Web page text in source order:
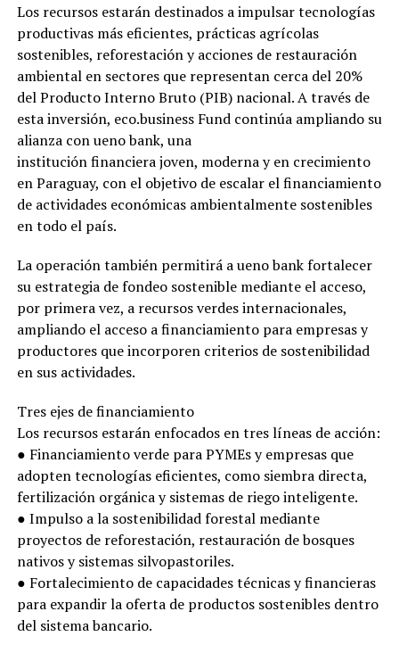
Los recursos estarán destinados a impulsar tecnologías
productivas más eficientes, prácticas agrícolas
sostenibles, reforestación y acciones de restauración
ambiental en sectores que representan cerca del 20%
del Producto Interno Bruto (PIB) nacional. A través de
esta inversión, eco.business Fund continúa ampliando su
alianza con ueno bank, una
institución financiera joven, moderna y en crecimiento
en Paraguay, con el objetivo de escalar el financiamiento
de actividades económicas ambientalmente sostenibles
en todo el país.
La operación también permitirá a ueno bank fortalecer
su estrategia de fondeo sostenible mediante el acceso,
por primera vez, a recursos verdes internacionales,
ampliando el acceso a financiamiento para empresas y
productores que incorporen criterios de sostenibilidad
en sus actividades.
Tres ejes de financiamiento
Los recursos estarán enfocados en tres líneas de acción:
● Financiamiento verde para PYMEs y empresas que
adopten tecnologías eficientes, como siembra directa,
fertilización orgánica y sistemas de riego inteligente.
● Impulso a la sostenibilidad forestal mediante
proyectos de reforestación, restauración de bosques
nativos y sistemas silvopastoriles.
● Fortalecimiento de capacidades técnicas y financieras
para expandir la oferta de productos sostenibles dentro
del sistema bancario.